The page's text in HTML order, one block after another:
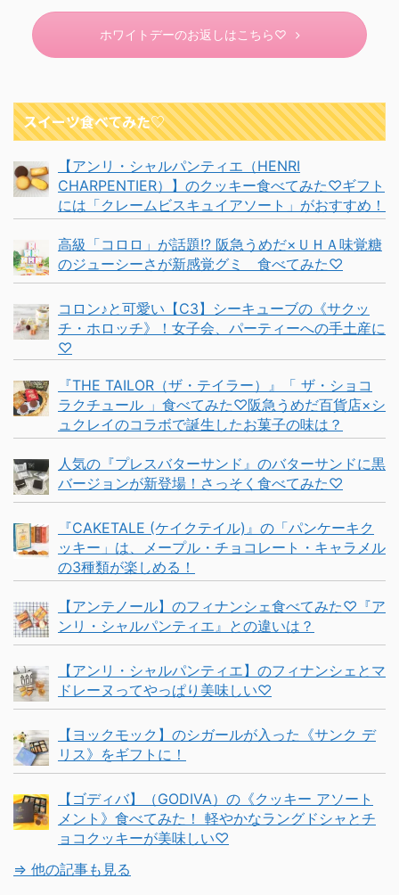
ホワイトデーのお返しはこちら♡
スイーツ食べてみた♡
【アンリ・シャルパンティエ（HENRI
CHARPENTIER）】のクッキー食べてみた♡ギフト
には「クレームビスキュイアソート」がおすすめ！
高級「コロロ」が話題!? 阪急うめだ×ＵＨＡ味覚糖
のジューシーさが新感覚グミ 食べてみた♡
コロン♪と可愛い【C3】シーキューブの《サクッ
チ・ホロッチ》！女子会、パーティーへの手土産に
♡
『THE TAILOR（ザ・テイラー）』「 ザ・ショコ
ラクチュール 」食べてみた♡阪急うめだ百貨店×シ
ュクレイのコラボで誕生したお菓子の味は？
人気の『プレスバターサンド』のバターサンドに黒
バージョンが新登場！さっそく食べてみた♡
『CAKETALE (ケイクテイル)』の「パンケーキク
ッキー」は、メープル・チョコレート・キャラメル
の3種類が楽しめる！
【アンテノール】のフィナンシェ食べてみた♡『ア
ンリ・シャルパンティエ』との違いは？
【アンリ・シャルパンティエ】のフィナンシェとマ
ドレーヌってやっぱり美味しい♡
【ヨックモック】のシガールが入った《サンク デ
リス》をギフトに！
【ゴディバ】（GODIVA）の《クッキー アソート
メント》食べてみた！ 軽やかなラングドシャとチ
ョコクッキーが美味しい♡
⇒ 他の記事も見る